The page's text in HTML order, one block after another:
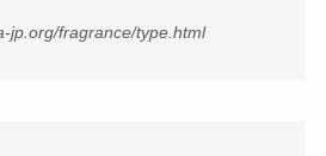
jp.org/fragrance/type.html